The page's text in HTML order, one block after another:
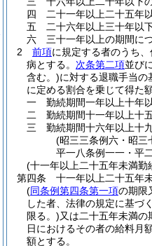
四
二十一年以上二十五年
五
二十六年以上三十年以
六
三十一年以上の期間に
2
前項に規定する者のうち、
病とする。 次条第二項並びに
含む。)に対する退職手当の
に定める割合を乗じて得た
一
勤続期間一年以上十年
二
勤続期間十一年以上十
三
勤続期間十六年以上十
(昭三三条例六・昭三
平一八条例一一・平
(十一年以上二十五年未満
第四条
十一年以上二十五年
(同条例第四条第一項の期限
した者、法律の規定に基づ
限る。)又は二十五年未満
日におけるその者の給料月
額とする。